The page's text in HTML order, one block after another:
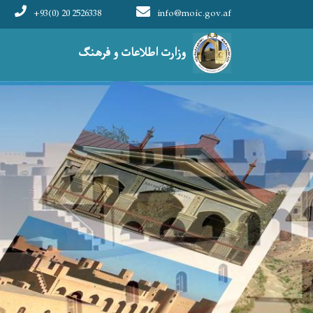
وزارت اطلاعات و فرهنگ
info@moic.gov.af
+93(0) 20 2526338
Main navigation